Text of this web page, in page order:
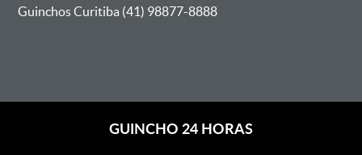
Guinchos Curitiba (41) 98877-8888
GUINCHO 24 HORAS